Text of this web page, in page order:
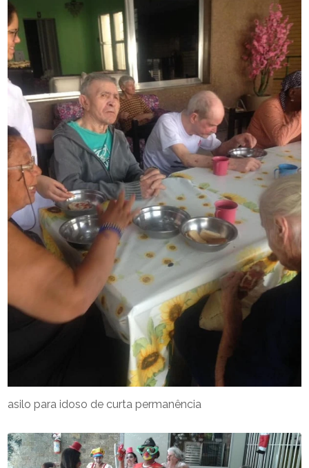
asilo para idoso de curta permanência